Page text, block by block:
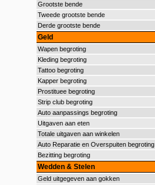
Grootste bende
Tweede grootste bende
Derde grootste bende
Geld
Wapen begroting
Kleding begroting
Tattoo begroting
Kapper begroting
Prostituee begroting
Strip club begroting
Auto aanpassings begroting
Uitgaven aan eten
Totale uitgaven aan winkelen
Auto Reparatie en Overspuiten begroting
Bezitting begroting
Wedden & Stelen
Geld uitgegeven aan gokken